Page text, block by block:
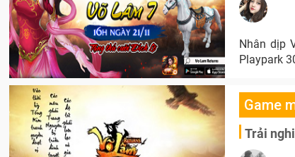
Nhân dịp
Playpark
Game
Trải